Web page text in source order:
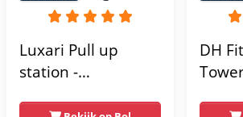
Luxari Pull up
station -
DH